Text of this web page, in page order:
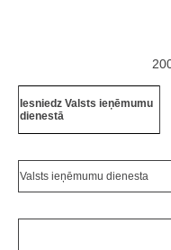
Iesniedz Valsts ieņēmumu
dienestā
Valsts ieņēmumu dienesta